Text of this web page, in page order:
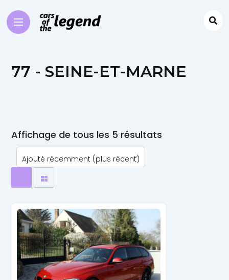
77 - SEINE-ET-MARNE
Affichage de tous les 5 résultats